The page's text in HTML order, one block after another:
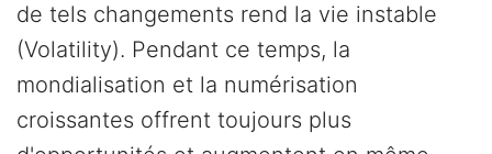
de tels changements rend la vie instable
(Volatility). Pendant ce temps, la
mondialisation et la numérisation
croissantes offrent toujours plus